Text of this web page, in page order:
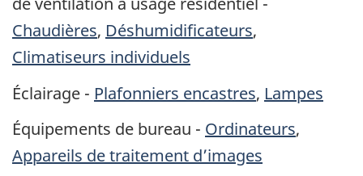
Chaudières, Déshumidificateurs,
Climatiseurs individuels
Éclairage - Plafonniers encastres, Lampes
Équipements de bureau - Ordinateurs,
Appareils de traitement d’images